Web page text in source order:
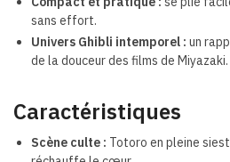
sans effort.
Univers Ghibli intemporel : un
de la douceur des films de Miyazaki.
Caractéristiques
Scène culte : Totoro en pleine